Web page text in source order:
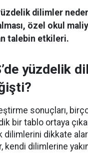
dilimler
özel okul
talebin etkileri.
yüzdelik
sonuçları,
bir tablo ortaya
dilimlerini dikkate
kendi dilimlerine